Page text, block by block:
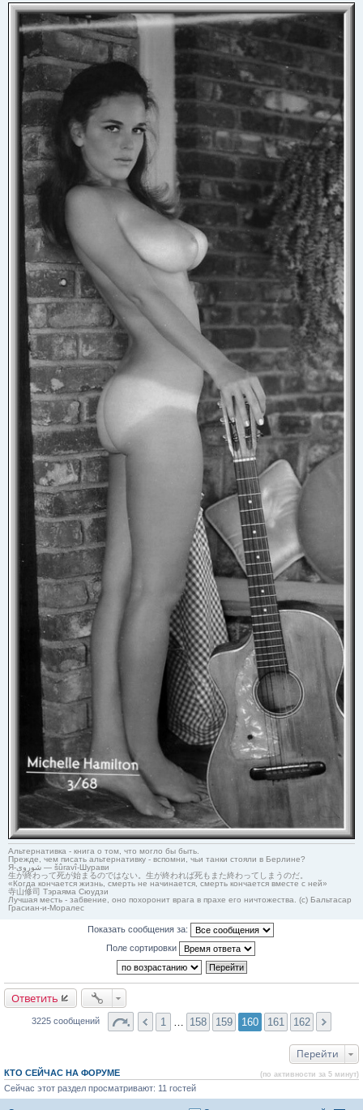
Альтернативка - книга о том, что могло бы быть.
Прежде, чем писать альтернативку - вспомни, чьи танки стояли в Берлине?
Я-شوروی — šûravî-Шурави
生が終わって死が始まるのではない。生が終われば死もまた終わってしまうのだ。
«Когда кончается жизнь, смерть не начинается, смерть кончается вместе с ней»
寺山修司 Тэраяма Сюудзи
Лучшая месть - забвение, оно похоронит врага в прахе его ничтожества. (с) Бальтасар
Грасиан-и-Моралес
Показать сообщения за:
Поле сортировки
Ответить
3225 сообщений 1 158 159 160 161 162
Перейти
КТО СЕЙЧАС НА ФОРУМЕ (по активности за 5 минут)
Сейчас этот раздел просматривают: 11 гостей